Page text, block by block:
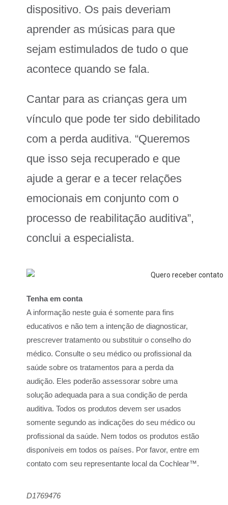
dispositivo. Os pais deveriam
aprender as músicas para que
sejam estimulados de tudo o que
acontece quando se fala.
Cantar para as crianças gera um
vínculo que pode ter sido debilitado
com a perda auditiva. “Queremos
que isso seja recuperado e que
ajude a gerar e a tecer relações
emocionais em conjunto com o
processo de reabilitação auditiva”,
conclui a especialista.
Tenha em conta
A informação neste guia é somente para fins
educativos e não tem a intenção de diagnosticar,
prescrever tratamento ou substituir o conselho do
médico. Consulte o seu médico ou profissional da
saúde sobre os tratamentos para a perda da
audição. Eles poderão assessorar sobre uma
solução adequada para a sua condição de perda
auditiva. Todos os produtos devem ser usados
somente segundo as indicações do seu médico ou
profissional da saúde. Nem todos os produtos estão
disponíveis em todos os países. Por favor, entre em
contato com seu representante local da Cochlear™.
D1769476